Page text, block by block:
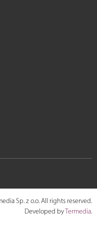
Sp. z o.o. All rights reserved.
Developed byTermedia.